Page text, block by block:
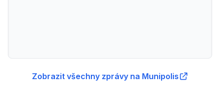
Zobrazit všechny zprávy na Munipolis